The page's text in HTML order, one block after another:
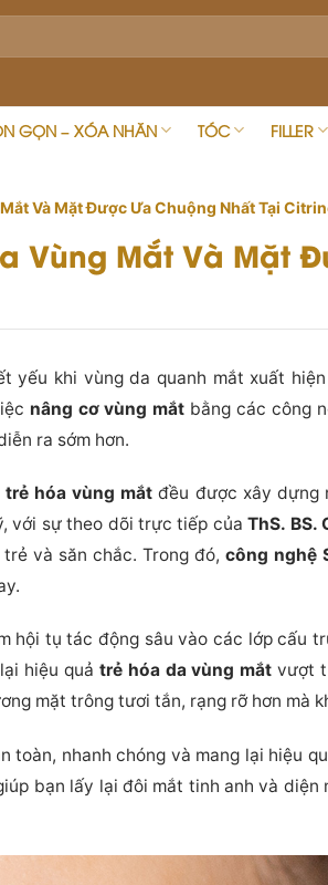
GỌN – XÓA NHĂN TÓC FILLER
Và Mặt Được Ưa Chuộng Nhất Tại
Vùng Mắt Và Mặt
yếu khi vùng da quanh mắt xuất
nâng cơ vùng mắt bằng các công
ra sớm hơn.
trẻ hóa vùng mắt đều được xây dựng
với sự theo dõi trực tiếp củaThS. BS.
và săn chắc. Trong đó, công nghệ
hội tụ tác động sâu vào các lớp cấu
hiệu quả trẻ hóa da vùng mắt vượt
mặt trông tươi tắn, rạng rỡ hơn mà
toàn, nhanh chóng và mang lại hiệu
bạn lấy lại đôi mắt tinh anh và diện